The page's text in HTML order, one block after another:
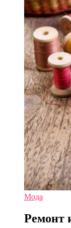
Мода
Ремонт